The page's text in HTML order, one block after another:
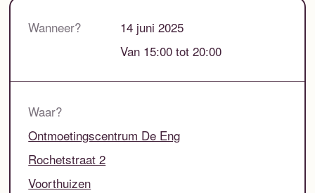
Wanneer?
14 juni 2025
Van 15:00 tot 20:00
Waar?
Ontmoetingscentrum De Eng
Rochetstraat 2
Voorthuizen